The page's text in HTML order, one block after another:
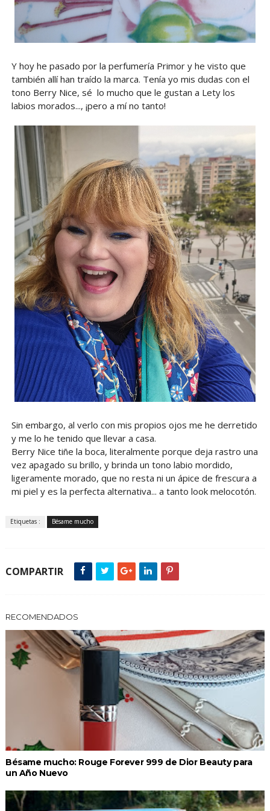
Y hoy he pasado por la perfumería Primor y he visto que
también allí han traído la marca. Tenía yo mis dudas con el
tono Berry Nice, sé lo mucho que le gustan a Lety los
labios morados..., ¡pero a mí no tanto!
Sin embargo, al verlo con mis propios ojos me he derretido
y me lo he tenido que llevar a casa.
Berry Nice tiñe la boca, literalmente porque deja rastro una
vez apagado su brillo, y brinda un tono labio mordido,
ligeramente morado, que no resta ni un ápice de frescura a
mi piel y es la perfecta alternativa... a tanto look melocotón.
Etiquetas : Bésame mucho
COMPARTIR
RECOMENDADOS
Bésame mucho: Rouge Forever 999 de Dior Beauty para
un Año Nuevo